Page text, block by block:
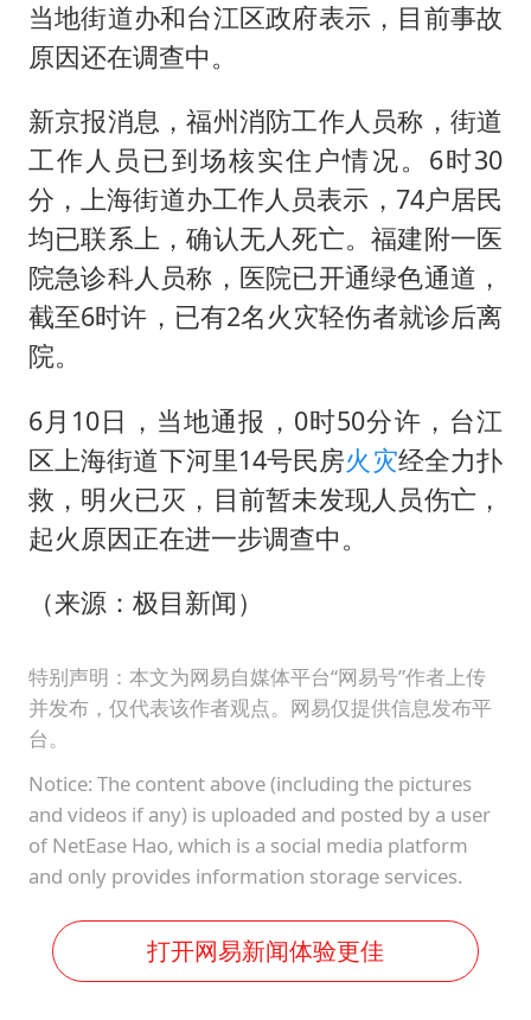
当地街道办和台江区政府表示，目前事故
原因还在调查中。
新京报消息，福州消防工作人员称，街道
工作人员已到场核实住户情况。6时30
分，上海街道办工作人员表示，74户居民
均已联系上，确认无人死亡。福建附一医
院急诊科人员称，医院已开通绿色通道，
截至6时许，已有2名火灾轻伤者就诊后离
院。
6月10日，当地通报，0时50分许，台江
区上海街道下河里14号民房火灾经全力扑
救，明火已灭，目前暂未发现人员伤亡，
起火原因正在进一步调查中。
（来源：极目新闻）
特别声明：本文为网易自媒体平台“网易号”作者上传
并发布，仅代表该作者观点。网易仅提供信息发布平
台。
Notice: The content above (including the pictures
and videos if any) is uploaded and posted by a user
of NetEase Hao, which is a social media platform
and only provides information storage services.
打开网易新闻体验更佳